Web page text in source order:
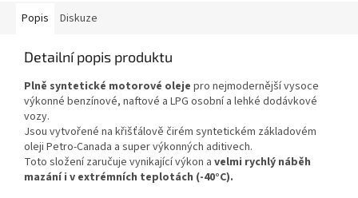
Popis Diskuze
Detailní popis produktu
Plně syntetické motorové oleje pro nejmodernější vysoce
výkonné benzínové, naftové a LPG osobní a lehké dodávkové
vozy.
Jsou vytvořené na křišťálově čirém syntetickém základovém
oleji Petro-Canada a super výkonných aditivech.
Toto složení zaručuje vynikající výkon a velmi rychlý náběh
mazání i v extrémních teplotách (-40°C).